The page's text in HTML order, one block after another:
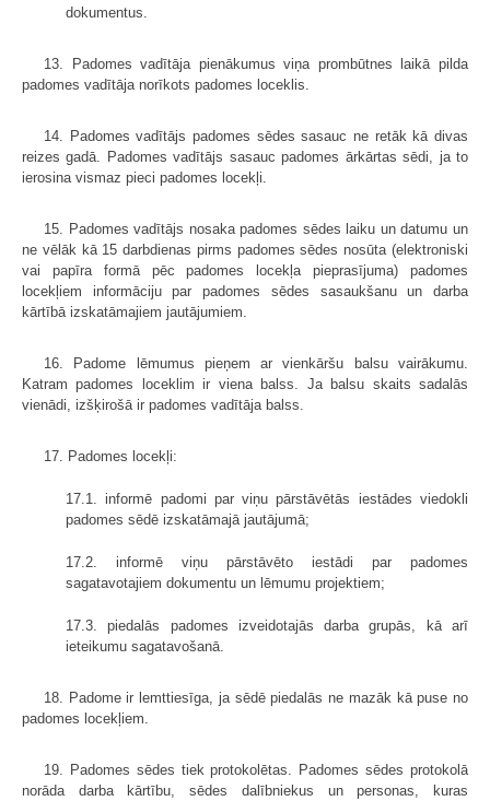
dokumentus.
13. Padomes vadītāja pienākumus viņa prombūtnes laikā pilda
padomes vadītāja norīkots padomes loceklis.
14. Padomes vadītājs padomes sēdes sasauc ne retāk kā divas
reizes gadā. Padomes vadītājs sasauc padomes ārkārtas sēdi, ja to
ierosina vismaz pieci padomes locekļi.
15. Padomes vadītājs nosaka padomes sēdes laiku un datumu un
ne vēlāk kā 15 darbdienas pirms padomes sēdes nosūta (elektroniski
vai papīra formā pēc padomes locekļa pieprasījuma) padomes
locekļiem informāciju par padomes sēdes sasaukšanu un darba
kārtībā izskatāmajiem jautājumiem.
16. Padome lēmumus pieņem ar vienkāršu balsu vairākumu.
Katram padomes loceklim ir viena balss. Ja balsu skaits sadalās
vienādi, izšķirošā ir padomes vadītāja balss.
17. Padomes locekļi:
17.1. informē padomi par viņu pārstāvētās iestādes viedokli
padomes sēdē izskatāmajā jautājumā;
17.2. informē viņu pārstāvēto iestādi par padomes
sagatavotajiem doku­mentu un lēmumu projektiem;
17.3. piedalās padomes izveidotajās darba grupās, kā arī
ieteikumu sagata­vošanā.
18. Padome ir lemttiesīga, ja sēdē piedalās ne mazāk kā puse no
padomes locekļiem.
19. Padomes sēdes tiek protokolētas. Padomes sēdes protokolā
norāda darba kārtību, sēdes dalībniekus un personas, kuras